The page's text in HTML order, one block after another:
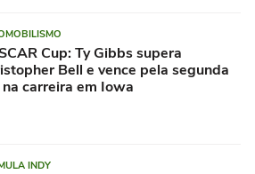
Cup: Ty Gibbs supera
Bell e vence pela segunda
carreira em Iowa
INDY